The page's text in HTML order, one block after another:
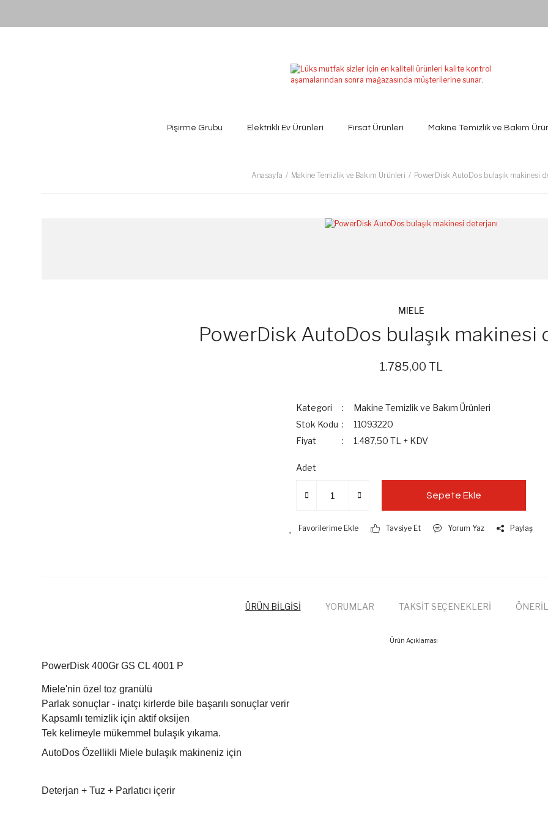
Pişirme Grubu Elektrikli Ev Ürünleri Fırsat Ürünleri Makine Temizlik ve Bakım
Anasayfa Makine Temizlik ve Bakım Ürünleri PowerDisk AutoDos bulaşık makinesi
MIELE
PowerDisk AutoDos bulaşık makinesi
1.785,00 TL
Kategori
Makine Temizlik ve Bakım Ürünleri
Stok Kodu
11093220
Fiyat
1.487,50 TL + KDV
Adet
Sepete Ekle
Tavsiye Et Yorum Yaz Paylaş
ÜRÜN BİLGİSİ YORUMLAR TAKSİT SEÇENEKLERİ
Ürün Açıklaması
PowerDisk 400Gr GS CL 4001 P
Miele'nin özel toz granülü
Parlak sonuçlar - inatçı kirlerde bile başarılı sonuçlar verir
Kapsamlı temizlik için aktif oksijen
Tek kelimeyle mükemmel bulaşık yıkama.
AutoDos Özellikli Miele bulaşık makineniz için
Deterjan + Tuz + Parlatıcı içerir